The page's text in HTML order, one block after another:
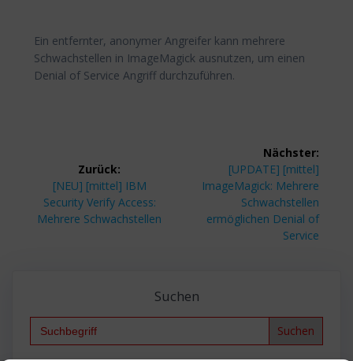
Ein entfernter, anonymer Angreifer kann mehrere
Schwachstellen in ImageMagick ausnutzen, um einen
Denial of Service Angriff durchzuführen.
Zurück:
Vorheriger
Beitrag:
[NEU] [mittel] IBM
Security Verify Access:
Mehrere Schwachstellen
Nächster:
Nächster
Beitrag:
[UPDATE] [mittel]
ImageMagick: Mehrere
Schwachstellen
ermöglichen Denial of
Service
Suchen
Search